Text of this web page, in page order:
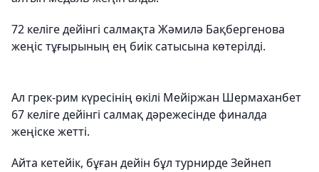
72 келіге дейінгі салмақта Жәмилә Бақбергенова
жеңіс тұғырының ең биік сатысына көтерілді.
Ал грек-рим күресінің өкілі Мейіржан Шермаханбет
67 келіге дейінгі салмақ дәрежесінде финалда
жеңіске жетті.
Айта кетейік, бұған дейін бұл турнирде Зейнеп